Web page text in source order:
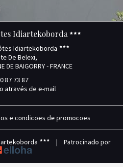
Idiartekoborda
Idiartekoborda
De Belexi,
DE BAIGORRY - FRANCE
87 73 87
através de e-mail
e condicoes de promocoes
| Patrocinado por